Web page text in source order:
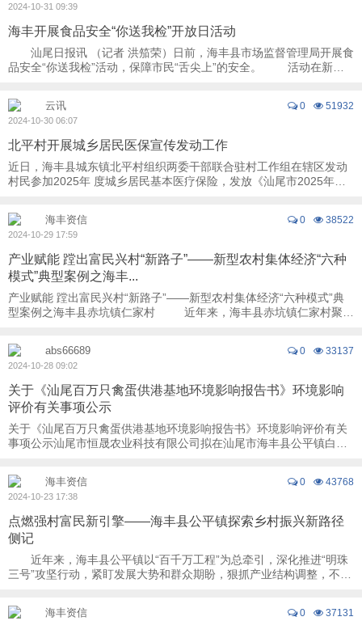
2024-10-31 09:39
海丰开展食品安全“你送我检”开放日活动
汕尾日报讯 （记者 洪笳荣）日前，海丰县市场监督管理局开展食
品安全“你送我检”活动，保障市民“舌尖上”的安全。 活动在新兴
0 51932
云讯
2024-10-30 06:07
北平村开展城乡居民医保宣传发动工作
近日，海丰县城东镇北平村组织两委干部联合驻村工作组在辖区发动
村民参加2025年 度城乡居民基本医疗保险，发放《汕尾市2025年度
0 38522
海丰资信
2024-10-29 17:59
产业赋能 蹚出富民兴村“新路子”——新型农村集体经济“六种
模式”典型案例之海丰...
产业赋能 蹚出富民兴村“新路子”——新型农村集体经济“六种模式”典
型案例之海丰县赤坑镇仁家村 近年来，海丰县赤坑镇仁家村聚焦
0 33137
abs66689
2024-10-28 09:02
关于《汕尾百万只禽蛋供港基地环境影响报告书》环境影响
评价有关事项公示
关于《汕尾百万只禽蛋供港基地环境影响报告书》环境影响评价有关
事项公示汕尾市恒晟农业科技有限公司拟在汕尾市海丰县公平镇白山
0 43768
海丰资信
2024-10-23 17:38
点燃强村富民新引擎——海丰县公平镇探索乡村振兴新路径
侧记
近年来，海丰县公平镇以“百千万工程”为总牵引，深化推进“明珠
三号”攻坚行动，紧盯发展大势和群众期盼，狠抓产业结构调整，不断
0 37131
海丰资信